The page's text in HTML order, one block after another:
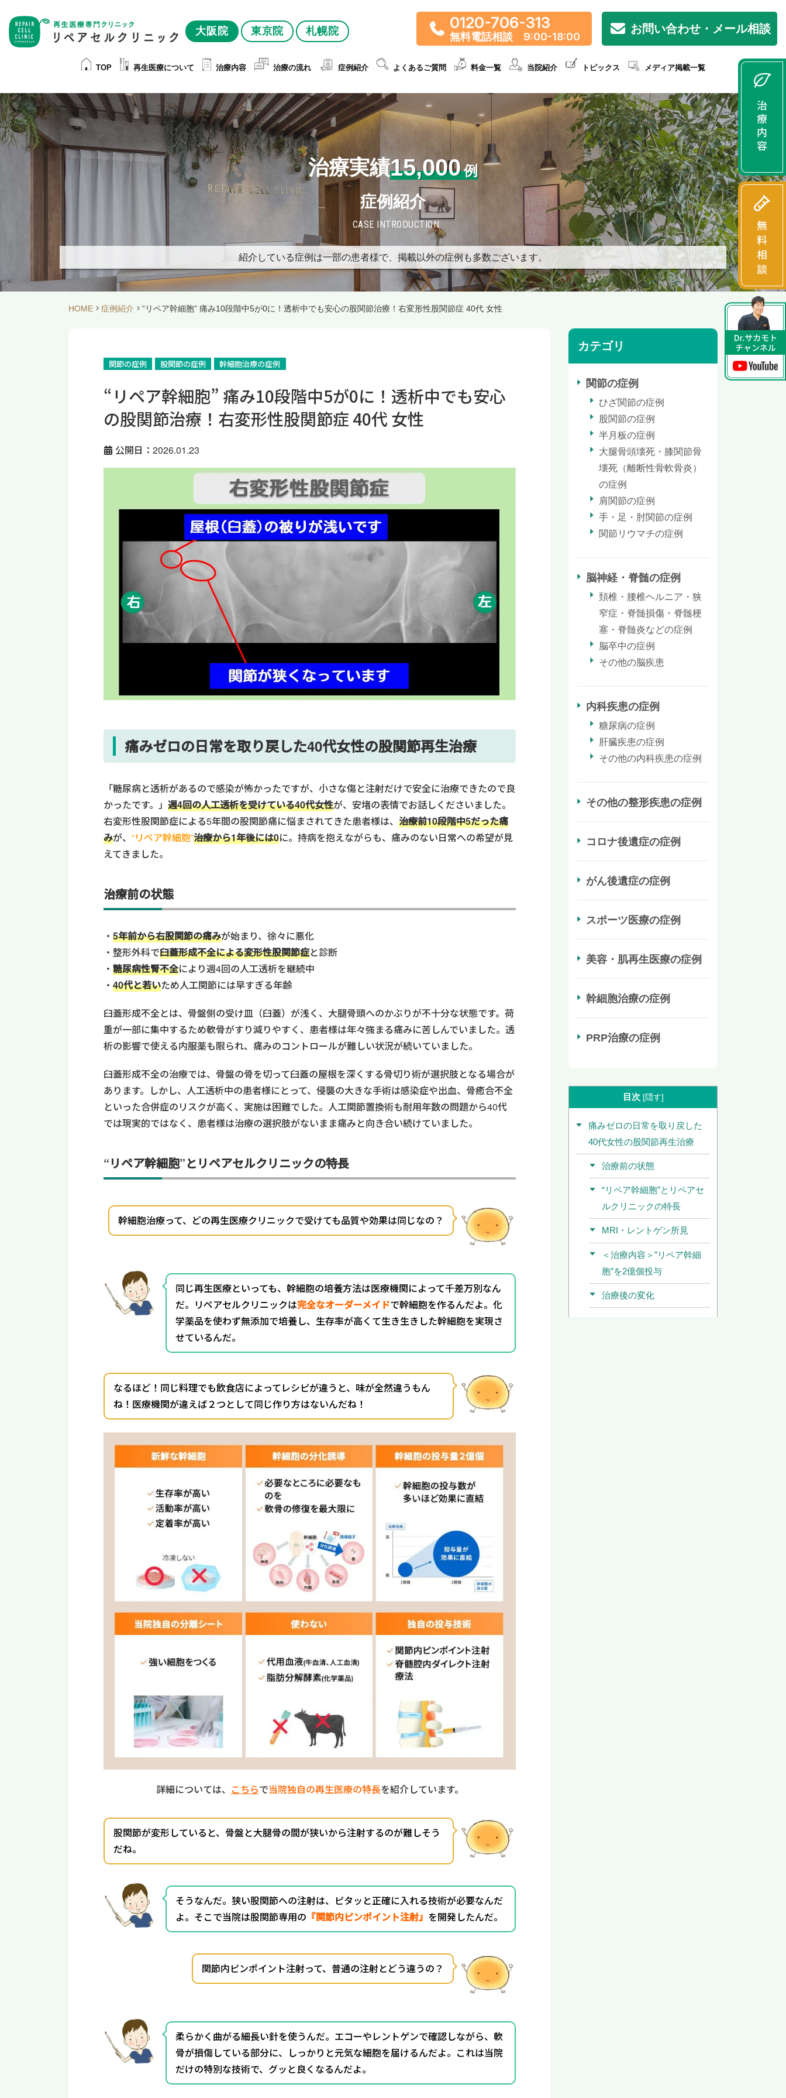
大阪院 東京院 札幌院 0120-706-313
無料電話相談 9:00-18:00
お問い合わせ・メール相談
TOP 再生医療について 治療内容 治療の流れ 症例紹介 よくあるご質問 料金一覧 当院紹介 トピックス メディア掲載一覧
治療実績15,000例
症例紹介
CASE INTRODUCTION
紹介している症例は一部の患者様で、掲載以外の症例も多数ございます。
HOME 症例紹介 “リペア幹細胞” 痛み10段階中5が0に！透析中でも安心の股関節治療！右変形性股関節症 40代 女性
関節の症例 股関節の症例 幹細胞治療の症例
“リペア幹細胞” 痛み10段階中5が0に！透析中でも安心
の股関節治療！右変形性股関節症 40代 女性
公開日：2026.01.23
痛みゼロの日常を取り戻した40代女性の股関節再生治療
「糖尿病と透析があるので感染が怖かったですが、小さな傷と注射だけで安全に治療できたので良
かったです。」 週4回の人工透析を受けている40代女性が、安堵の表情でお話しくださいました。
右変形性股関節症による5年間の股関節痛に悩まされてきた患者様は、 治療前10段階中5だった痛
みが、 “リペア幹細胞”治療から1年後には0に。持病を抱えながらも、痛みのない日常への希望が見
えてきました。
治療前の状態
5年前から右股関節の痛みが始まり、徐々に悪化
整形外科で臼蓋形成不全による変形性股関節症と診断
糖尿病性腎不全により週4回の人工透析を継続中
40代と若いため人工関節には早すぎる年齢
臼蓋形成不全とは、骨盤側の受け皿（臼蓋）が浅く、大腿骨頭へのかぶりが不十分な状態です。荷
重が一部に集中するため軟骨がすり減りやすく、患者様は年々強まる痛みに苦しんでいました。透
析の影響で使える内服薬も限られ、痛みのコントロールが難しい状況が続いていました。
臼蓋形成不全の治療では、骨盤の骨を切って臼蓋の屋根を深くする骨切り術が選択肢となる場合が
あります。しかし、人工透析中の患者様にとって、侵襲の大きな手術は感染症や出血、骨癒合不全
といった合併症のリスクが高く、実施は困難でした。人工関節置換術も耐用年数の問題から40代
では現実的ではなく、患者様は治療の選択肢がないまま痛みと向き合い続けていました。
“リペア幹細胞”とリペアセルクリニックの特長
幹細胞治療って、どの再生医療クリニックで受けても品質や効果は同じなの？
同じ再生医療といっても、幹細胞の培養方法は医療機関によって千差万別なん
だ。リペアセルクリニックは完全なオーダーメイドで幹細胞を作るんだよ。化
学薬品を使わず無添加で培養し、生存率が高くて生き生きした幹細胞を実現さ
せているんだ。
なるほど！同じ料理でも飲食店によってレシピが違うと、味が全然違うもん
ね！医療機関が違えば２つとして同じ作り方はないんだね！
詳細については、 こちらで当院独自の再生医療の特長を紹介しています。
股関節が変形していると、骨盤と大腿骨の間が狭いから注射するのが難しそう
だね。
そうなんだ。狭い股関節への注射は、ピタッと正確に入れる技術が必要なんだ
よ。そこで当院は股関節専用の 『関節内ピンポイント注射』 を開発したんだ。
関節内ピンポイント注射って、普通の注射とどう違うの？
柔らかく曲がる細長い針を使うんだ。エコーやレントゲンで確認しながら、軟
骨が損傷している部分に、しっかりと元気な細胞を届けるんだよ。これは当院
だけの特別な技術で、グッと良くなるんだよ。
カテゴリ
関節の症例
ひざ関節の症例
股関節の症例
半月板の症例
大腿骨頭壊死・膝関節骨
壊死（離断性骨軟骨炎）
の症例
肩関節の症例
手・足・肘関節の症例
関節リウマチの症例
脳神経・脊髄の症例
頚椎・腰椎ヘルニア・狭
窄症・脊髄損傷・脊髄梗
塞・脊髄炎などの症例
脳卒中の症例
その他の脳疾患
内科疾患の症例
糖尿病の症例
肝臓疾患の症例
その他の内科疾患の症例
その他の整形疾患の症例
コロナ後遺症の症例
がん後遺症の症例
スポーツ医療の症例
美容・肌再生医療の症例
幹細胞治療の症例
PRP治療の症例
目次 [隠す]
痛みゼロの日常を取り戻した
40代女性の股関節再生治療
治療前の状態
“リペア幹細胞”とリペアセ
ルクリニックの特長
MRI・レントゲン所見
＜治療内容＞”リペア幹細
胞”を2億個投与
治療後の変化